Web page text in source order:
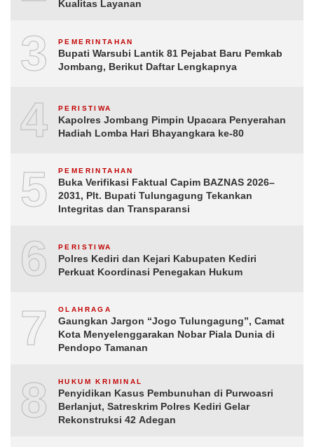
Kualitas Layanan
3 PEMERINTAHAN
Bupati Warsubi Lantik 81 Pejabat Baru Pemkab
Jombang, Berikut Daftar Lengkapnya
4 PERISTIWA
Kapolres Jombang Pimpin Upacara Penyerahan
Hadiah Lomba Hari Bhayangkara ke-80
5 PEMERINTAHAN
Buka Verifikasi Faktual Capim BAZNAS 2026–
2031, Plt. Bupati Tulungagung Tekankan
Integritas dan Transparansi
6 PERISTIWA
Polres Kediri dan Kejari Kabupaten Kediri
Perkuat Koordinasi Penegakan Hukum
7 OLAHRAGA
Gaungkan Jargon “Jogo Tulungagung”, Camat
Kota Menyelenggarakan Nobar Piala Dunia di
Pendopo Tamanan
8 HUKUM KRIMINAL
Penyidikan Kasus Pembunuhan di Purwoasri
Berlanjut, Satreskrim Polres Kediri Gelar
Rekonstruksi 42 Adegan